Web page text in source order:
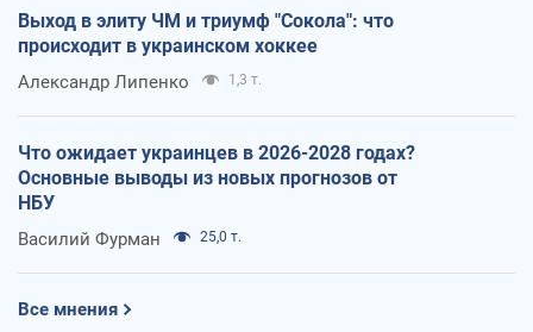
Выход в элиту ЧМ и триумф "Сокола": что
происходит в украинском хоккее
Александр Липенко 1,3 т.
Что ожидает украинцев в 2026-2028 годах?
Основные выводы из новых прогнозов от
НБУ
Василий Фурман 25,0 т.
Все мнения